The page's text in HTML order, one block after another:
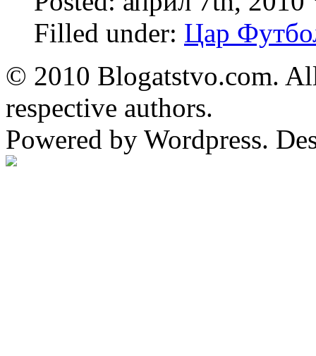
Filled under: Цар
© 2010 Blogatstvo.com.
respective authors.
Powered by Wordpress.